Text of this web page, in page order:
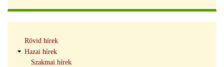
navigáció
Rövid hírek
Hazai hírek
Szakmai hírek